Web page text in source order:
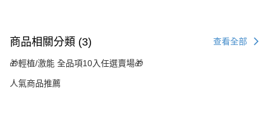
商品相關分類 (3) 查看全部
🎁輕植/激能 全品項10入任選賣場🎁
人氣商品推薦